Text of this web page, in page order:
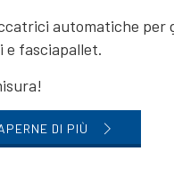
automatiche
fasciapallet.
DI PIÙ